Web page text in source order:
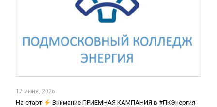
17 июня, 2026
На старт Внимание ПРИЕМНАЯ КАМПАНИЯ в #ПКЭнергия